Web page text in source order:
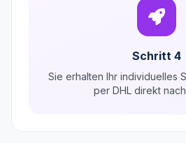
Schritt 4
Sie erhalten Ihr individuelles
per DHL direkt